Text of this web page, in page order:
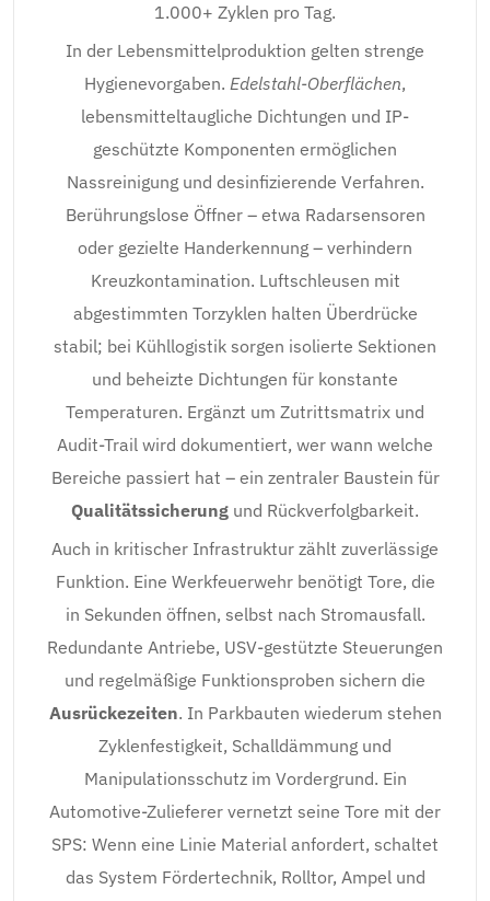
1.000+ Zyklen pro Tag.
In der Lebensmittelproduktion gelten strenge
Hygienevorgaben. Edelstahl-Oberflächen,
lebensmitteltaugliche Dichtungen und IP-
geschützte Komponenten ermöglichen
Nassreinigung und desinfizierende Verfahren.
Berührungslose Öffner – etwa Radarsensoren
oder gezielte Handerkennung – verhindern
Kreuzkontamination. Luftschleusen mit
abgestimmten Torzyklen halten Überdrücke
stabil; bei Kühllogistik sorgen isolierte Sektionen
und beheizte Dichtungen für konstante
Temperaturen. Ergänzt um Zutrittsmatrix und
Audit-Trail wird dokumentiert, wer wann welche
Bereiche passiert hat – ein zentraler Baustein für
Qualitätssicherung und Rückverfolgbarkeit.
Auch in kritischer Infrastruktur zählt zuverlässige
Funktion. Eine Werkfeuerwehr benötigt Tore, die
in Sekunden öffnen, selbst nach Stromausfall.
Redundante Antriebe, USV-gestützte Steuerungen
und regelmäßige Funktionsproben sichern die
Ausrückezeiten. In Parkbauten wiederum stehen
Zyklenfestigkeit, Schalldämmung und
Manipulationsschutz im Vordergrund. Ein
Automotive-Zulieferer vernetzt seine Tore mit der
SPS: Wenn eine Linie Material anfordert, schaltet
das System Fördertechnik, Rolltor, Ampel und